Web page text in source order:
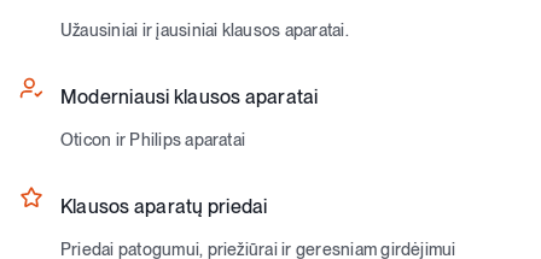
Užausiniai ir įausiniai klausos aparatai.
Moderniausi klausos aparatai
Oticon ir Philips aparatai
Klausos aparatų priedai
Priedai patogumui, priežiūrai ir geresniam girdėjimui